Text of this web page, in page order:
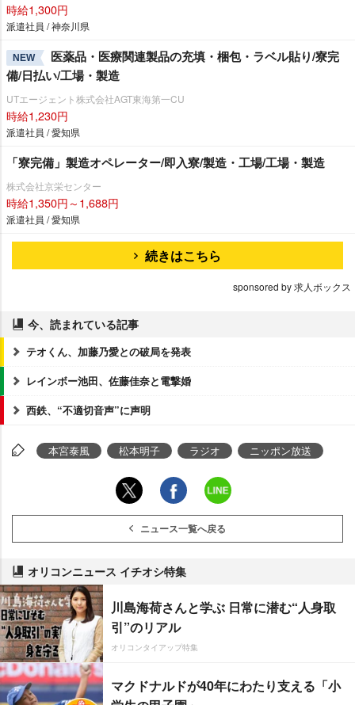
時給1,300円
派遣社員 / 神奈川県
NEW
医薬品・医療関連製品の充填・梱包・ラベル貼り/寮完
備/日払い/工場・製造
UTエージェント株式会社AGT東海第一CU
時給1,230円
派遣社員 / 愛知県
「寮完備」製造オペレーター/即入寮/製造・工場/工場・製造
株式会社京栄センター
時給1,350円～1,688円
派遣社員 / 愛知県
続きはこちら
sponsored by 求人ボックス
今、読まれている記事
テオくん、加藤乃愛との破局を発表
レインボー池田、佐藤佳奈と電撃婚
西鉄、“不適切音声”に声明
本宮泰風 松本明子 ラジオ ニッポン放送
ニュース一覧へ戻る
オリコンニュース イチオシ特集
川島海荷さんと学ぶ 日常に潜む“人身取
引”のリアル
オリコンタイアップ特集
マクドナルドが40年にわたり支える「小